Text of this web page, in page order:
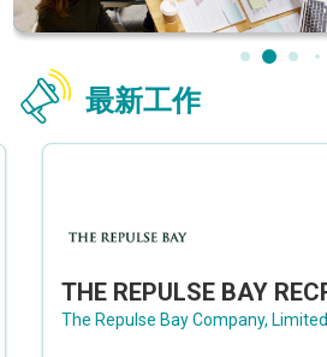
最新工作
The Repulse Bay Company, Limited